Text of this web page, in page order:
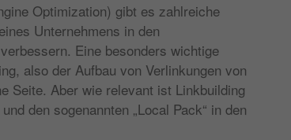
Optimization) gibt es zahlreiche
Unternehmens in den
Eine besonders wichtige
also der Aufbau von Verlinkungen von
Seite. Aber wie relevant ist Linkbuilding
den sogenannten „Local Pack“ in den